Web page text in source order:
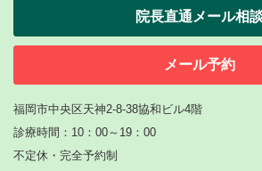
院長直通メール相
メール予約
福岡市中央区天神2-8-38協和ビル4階
診療時間：10：00～19：00
不定休・完全予約制